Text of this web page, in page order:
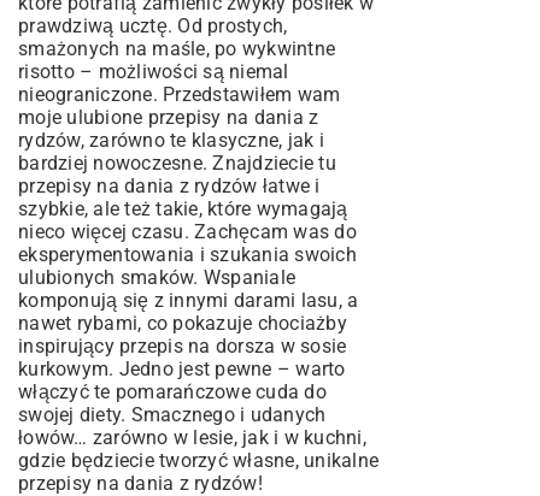
prawdziwą ucztę. Od prostych,
smażonych na maśle, po wykwintne
risotto – możliwości są niemal
nieograniczone. Przedstawiłem wam
moje ulubione przepisy na dania z
rydzów, zarówno te klasyczne, jak i
bardziej nowoczesne. Znajdziecie tu
przepisy na dania z rydzów łatwe i
szybkie, ale też takie, które wymagają
nieco więcej czasu. Zachęcam was do
eksperymentowania i szukania swoich
ulubionych smaków. Wspaniale
komponują się z innymi darami lasu, a
nawet rybami, co pokazuje chociażby
inspirujący przepis na dorsza w sosie
kurkowym. Jedno jest pewne – warto
włączyć te pomarańczowe cuda do
swojej diety. Smacznego i udanych
łowów… zarówno w lesie, jak i w kuchni,
gdzie będziecie tworzyć własne, unikalne
przepisy na dania z rydzów!